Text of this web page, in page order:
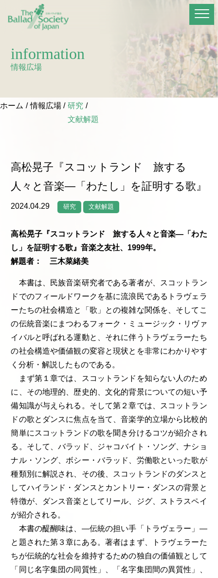
information
情報広場
ホーム 情報広場
研究
文献解題
高松晃子『スコットランド 旅する
人々と音楽―「わたし」を証明する歌』
2024.04.29 研究 文献解題
高松晃子『スコットランド 旅する人々と音楽―「わた
し」を証明する歌』音楽之友社、1999年。
解題者： 三木菜緒美
本書は、民族音楽研究者である著者が、スコットラン
ドでのフィールドワークを基に流浪民であるトラヴェラ
ーたちの社会構造と「歌」との複雑な関係を、そしてこ
の伝統音楽にまつわるフォーク・ミュージック・リヴァ
イバルと呼ばれる運動と、それに伴うトラヴェラーたち
の社会構造や価値観の変容と現状とを非常にわかりやす
く分析・解説したものである。
まず第１章では、スコットランドを知らない人のため
に、その地理的、歴史的、文化的背景についての短い予
備知識が与えられる。そして第２章では、スコットラン
ドの歌とダンスに焦点を当て、音楽学的立場から比較的
簡単にスコットランドの歌を聞き分けるコツが紹介され
る。そして、バラッド、ジャコバイト・ソング、ナショ
ナル・ソング、ボシー・バラッド、労働歌といった歌が
種類別に解説され、その後、スコットランドのダンスと
してハイランド・ダンスとカントリー・ダンスの背景と
特徴が、ダンス音楽としてリール、ジグ、ストラスペイ
が紹介される。
本書の醍醐味は、―伝統の担い手「トラヴェラー」―
と題された第３章にある。著者はまず、トラヴェラーた
ちが伝統的な社会を維持するための独自の価値観として
「同じ名字集団の同質性」、「名字集団間の異質性」、